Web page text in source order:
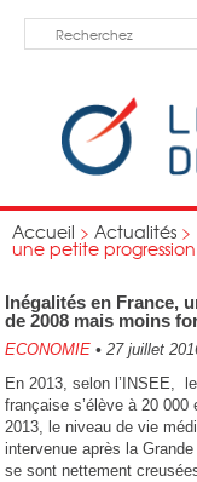
Accueil > Actualités >
une petite
Inégalités en France,
de 2008 mais moins
ECONOMIE • 27 juillet
En 2013, selon l’INSEE,
française s’élève à 20
2013, le niveau de vie
intervenue après la
se sont nettement